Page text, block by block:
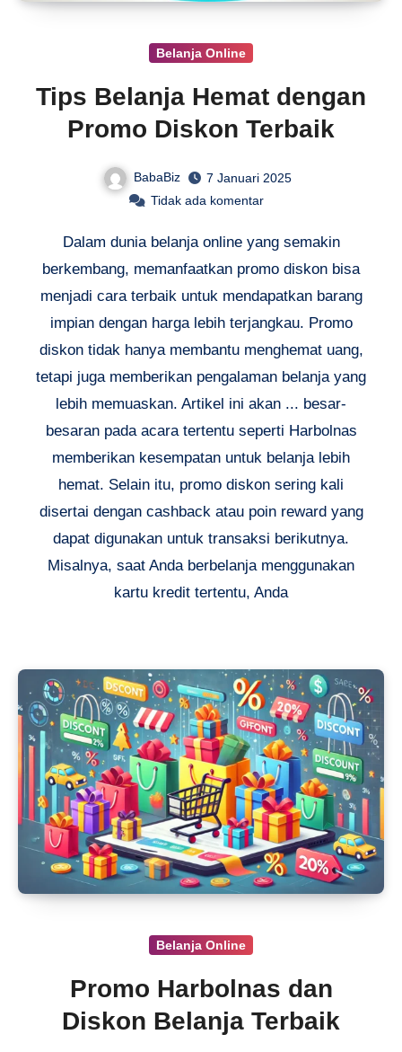
Belanja Online
Tips Belanja Hemat dengan
Promo Diskon Terbaik
BabaBiz
7 Januari 2025
Tidak ada komentar
Dalam dunia belanja online yang semakin
berkembang, memanfaatkan promo diskon bisa
menjadi cara terbaik untuk mendapatkan barang
impian dengan harga lebih terjangkau. Promo
diskon tidak hanya membantu menghemat uang,
tetapi juga memberikan pengalaman belanja yang
lebih memuaskan. Artikel ini akan ... besar-
besaran pada acara tertentu seperti Harbolnas
memberikan kesempatan untuk belanja lebih
hemat. Selain itu, promo diskon sering kali
disertai dengan cashback atau poin reward yang
dapat digunakan untuk transaksi berikutnya.
Misalnya, saat Anda berbelanja menggunakan
kartu kredit tertentu, Anda
Belanja Online
Promo Harbolnas dan
Diskon Belanja Terbaik